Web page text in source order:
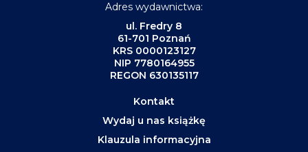
Adres wydawnictwa:
ul. Fredry 8
61-701 Poznań
KRS 0000123127
NIP 7780164955
REGON 630135117
Kontakt
Wydaj u nas książkę
Klauzula informacyjna